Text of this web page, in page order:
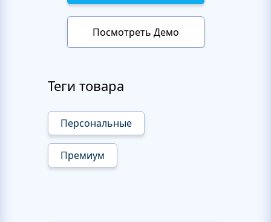
Посмотреть Демо
Теги товара
Персональные
Премиум